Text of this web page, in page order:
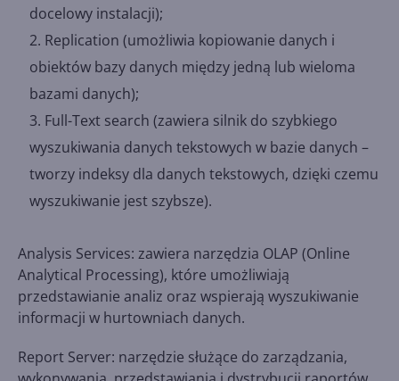
docelowy instalacji);
Replication (umożliwia kopiowanie danych i
obiektów bazy danych między jedną lub wieloma
bazami danych);
Full-Text search (zawiera silnik do szybkiego
wyszukiwania danych tekstowych w bazie danych –
tworzy indeksy dla danych tekstowych, dzięki czemu
wyszukiwanie jest szybsze).
Analysis Services: zawiera narzędzia OLAP (Online
Analytical Processing), które umożliwiają
przedstawianie analiz oraz wspierają wyszukiwanie
informacji w hurtowniach danych.
Report Server: narzędzie służące do zarządzania,